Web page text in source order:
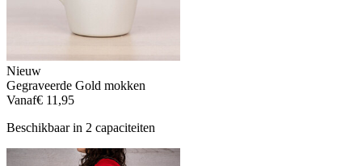
Nieuw
Gegraveerde Gold mokken
Vanaf€ 11,95
Beschikbaar in 2 capaciteiten